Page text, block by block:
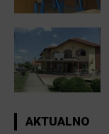
AKTUALNO